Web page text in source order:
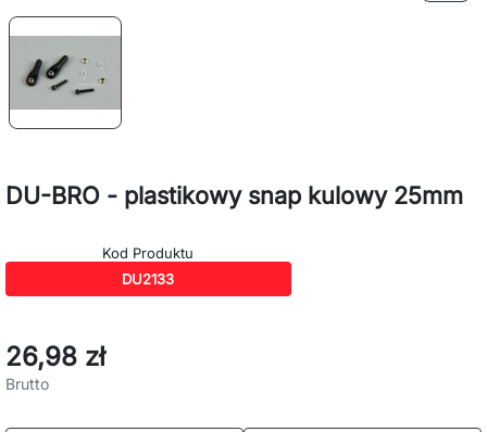
DU-BRO - plastikowy snap kulowy 25mm
Kod Produktu
DU2133
26,98 zł
Brutto